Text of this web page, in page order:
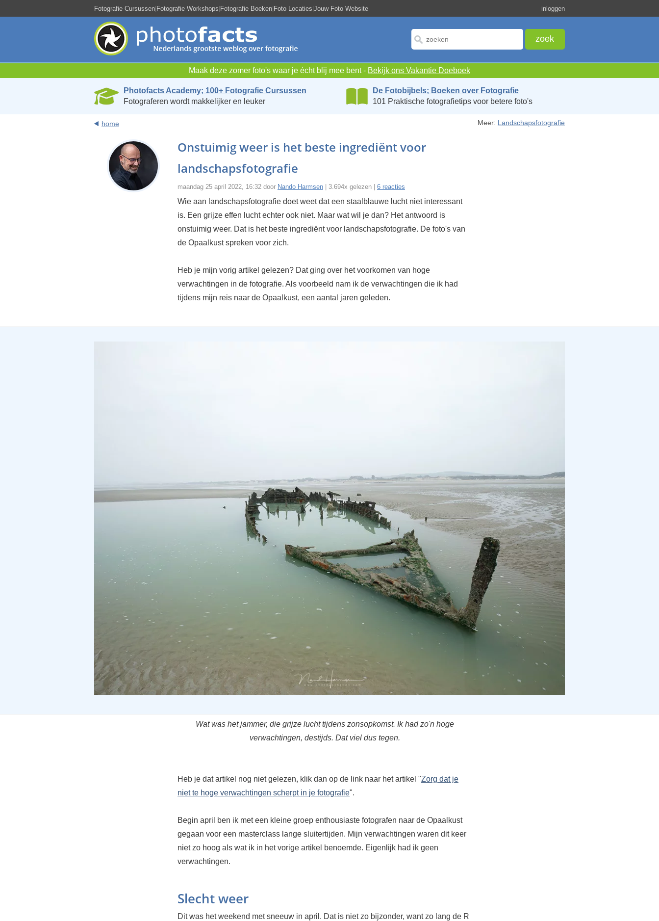
Fotografie Cursussen|Fotografie Workshops|Fotografie Boeken|Foto Locaties|Jouw Foto Website inloggen
Maak deze zomer foto's waar je écht blij mee bent - Bekijk ons Vakantie Doeboek
Photofacts Academy; 100+ Fotografie Cursussen
Fotograferen wordt makkelijker en leuker
De Fotobijbels; Boeken over Fotografie
101 Praktische fotografietips voor betere foto's
home Meer: Landschapsfotografie
Onstuimig weer is het beste ingrediënt voor
landschapsfotografie
maandag 25 april 2022, 16:32 door Nando Harmsen | 3.694x gelezen | 6 reacties
Wie aan landschapsfotografie doet weet dat een staalblauwe lucht niet interessant
is. Een grijze effen lucht echter ook niet. Maar wat wil je dan? Het antwoord is
onstuimig weer. Dat is het beste ingrediënt voor landschapsfotografie. De foto's van
de Opaalkust spreken voor zich.
Heb je mijn vorig artikel gelezen? Dat ging over het voorkomen van hoge
verwachtingen in de fotografie. Als voorbeeld nam ik de verwachtingen die ik had
tijdens mijn reis naar de Opaalkust, een aantal jaren geleden.
Wat was het jammer, die grijze lucht tijdens zonsopkomst. Ik had zo'n hoge
verwachtingen, destijds. Dat viel dus tegen.
Heb je dat artikel nog niet gelezen, klik dan op de link naar het artikel "Zorg dat je
niet te hoge verwachtingen scherpt in je fotografie".
Begin april ben ik met een kleine groep enthousiaste fotografen naar de Opaalkust
gegaan voor een masterclass lange sluitertijden. Mijn verwachtingen waren dit keer
niet zo hoog als wat ik in het vorige artikel benoemde. Eigenlijk had ik geen
verwachtingen.
Slecht weer
Dit was het weekend met sneeuw in april. Dat is niet zo bijzonder, want zo lang de R